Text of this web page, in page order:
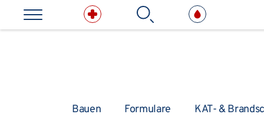
Direkt zum Inhalt springen
Bauen Formulare KAT- &
Kliniken & medizinische